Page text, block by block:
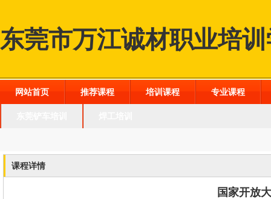
东莞市万江诚材职业培
网站首页 推荐课程 培训课程 专业课程
课程详情
国家开放